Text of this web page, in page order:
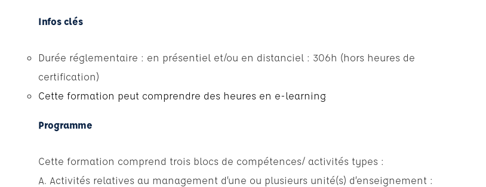
Infos clés
Durée réglementaire : en présentiel et/ou en distanciel : 306h (hors heures de
certification)
Cette formation peut comprendre des heures en e-learning
Programme
Cette formation comprend trois blocs de compétences/ activités types :
A. Activités relatives au management d’une ou plusieurs unité(s) d’enseignement :